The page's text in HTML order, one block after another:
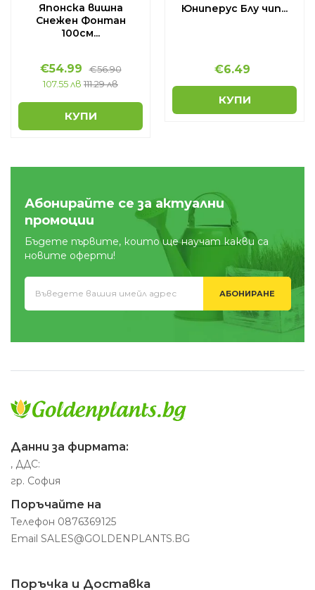
Японска вишна
Снежен Фонтан
100см...
€54.99 €56.90
107.55 лв 111.29 лв
КУПИ
Юниперус Блу чип...
€6.49
КУПИ
Абонирайте се за актуални
промоции
Бъдете първите, които ще научат какви са
новите оферти!
АБОНИРАНЕ
Данни за фирмата:
, ДДС:
гр. София
Поръчайте на
Телефон 0876369125
Email SALES@GOLDENPLANTS.BG
Поръчка и Доставка